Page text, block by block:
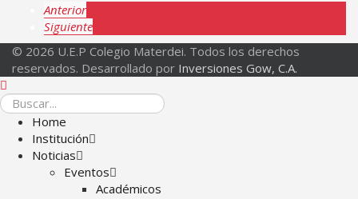
Anterior
Siguiente
© 2026 U.E.P Colegio Materdei. Todos los derechos
reservados. Desarrollado por Inversiones Gow, C.A.
Home
Institución
Noticias
Eventos
Académicos